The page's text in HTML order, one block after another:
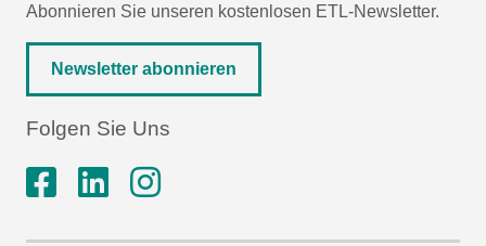
Abonnieren Sie unseren kostenlosen ETL-Newsletter.
Newsletter abonnieren
Folgen Sie Uns